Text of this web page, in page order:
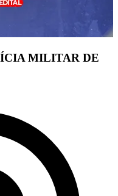
MILITAR DE